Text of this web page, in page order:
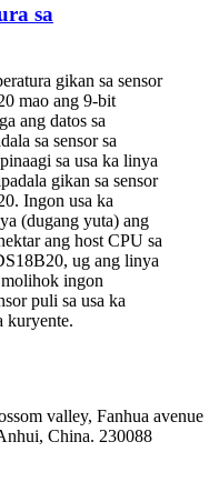
sa
gikan sa sensor
mao ang 9-bit
ang datos sa
sa sensor sa
sa usa ka linya
gikan sa sensor
Ingon usa ka
(dugang yuta) ang
ang host CPU sa
ug ang linya
ingon
puli sa usa ka
kuryente.
valley, Fanhua avenue
China. 230088